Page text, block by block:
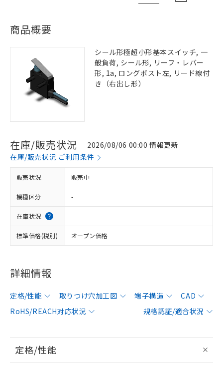
商品概要
シール形極超小形基本スイッチ, 一
般負荷, シール形, リーフ・レバー
形, 1a, ロングポスト左, リード線付
き（右出し形）
在庫/販売状況
2026/08/06 00:00 情報更新
在庫/販売状況 ご利用条件
販売状況 販売中
機種区分 -
在庫状況
標準価格(税別) オープン価格
詳細情報
定格/性能 取りつけ穴加工図 端子構造
CAD
RoHS/REACH対応状況
規格認証/適合状況
定格/性能